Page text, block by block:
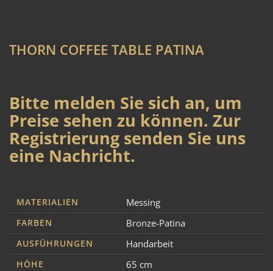
THORN COFFEE TABLE PATINA
Bitte melden Sie sich an, um
Preise sehen zu können. Zur
Registrierung senden Sie uns
eine Nachricht.
MATERIALIEN Messing
FARBEN Bronze-Patina
AUSFÜHRUNGEN Handarbeit
HÖHE 65 cm